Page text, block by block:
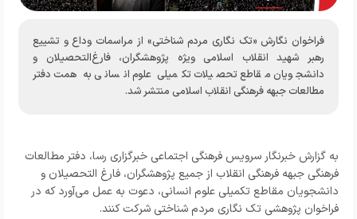
فراخوان نگارش «تک نگاری مردم شناختی» از مراسمات وداع و تشییع
رهبر شهید انقلاب اسلامی ویژه پژوهشگران، فارغ‌التحصیلان و
دانشجویان مقاطع تحصیلات تکمیلی علوم انسانی به همت دفتر
مطالعات جبهه فرهنگی انقلاب اسلامی منتشر شد.
به گزارش خبرنگار سرویس فرهنگی اجتماعی خبرگزاری رسا، دفتر مطالعات
فرهنگی جبهه فرهنگی انقلاب از جمیع پژوهشگران، فارغ التحصیلان و
دانشجویان مقاطع تکمیلی علوم انسانی، دعوت به عمل می‌آورد که در
فراخوان پژوهشی تک نگاری مردم شناختی شرکت کنند.